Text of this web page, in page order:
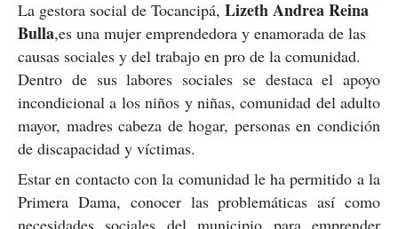
La gestora social de Tocancipá, Lizeth Andrea Reina
Bulla,es una mujer emprendedora y enamorada de las
causas sociales y del trabajo en pro de la comunidad.
Dentro de sus labores sociales se destaca el apoyo
incondicional a los niños y niñas, comunidad del adulto
mayor, madres cabeza de hogar, personas en condición
de discapacidad y víctimas.
Estar en contacto con la comunidad le ha permitido a la
Primera Dama, conocer las problemáticas así como
necesidades sociales del municipio para emprender